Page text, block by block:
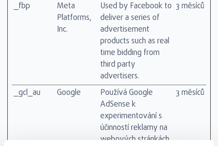
_fbp
Meta
Platforms,
Inc.
Used by Facebook to
deliver a series of
advertisement
products such as real
time bidding from
third party
advertisers.
3 měsíců
_gcl_au Google
Používá Google
AdSense k
experimentování s
účinností reklamy na
webových stránkách
3 měsíců